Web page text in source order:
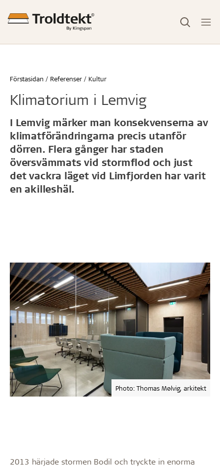
Förstasidan Referenser Kultur
Klimatorium i Lemvig
I Lemvig märker man konsekvenserna av
klimatförändringarna precis utanför
dörren. Flera gånger har staden
översvämmats vid stormflod och just
det vackra läget vid Limfjorden har varit
en akilleshäl.
Photo: Thomas Mølvig, arkitekt
2013 härjade stormen Bodil och tryckte in enorma